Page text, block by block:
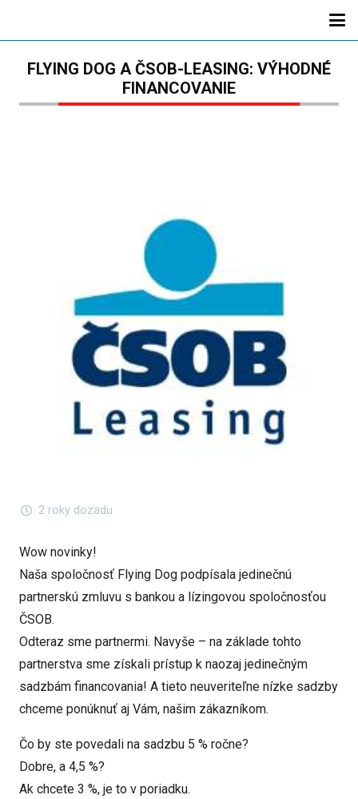
FLYING DOG A ČSOB-LEASING: VÝHODNÉ
FINANCOVANIE
2 roky dozadu
Wow novinky!
Naša spoločnosť Flying Dog podpísala jedinečnú
partnerskú zmluvu s bankou a lízingovou spoločnosťou
ČSOB.
Odteraz sme partnermi. Navyše – na základe tohto
partnerstva sme získali prístup k naozaj jedinečným
sadzbám financovania! A tieto neuveriteľne nízke sadzby
chceme ponúknuť aj Vám, našim zákazníkom.
Čo by ste povedali na sadzbu 5 % ročne?
Dobre, a 4,5 %?
Ak chcete 3 %, je to v poriadku.